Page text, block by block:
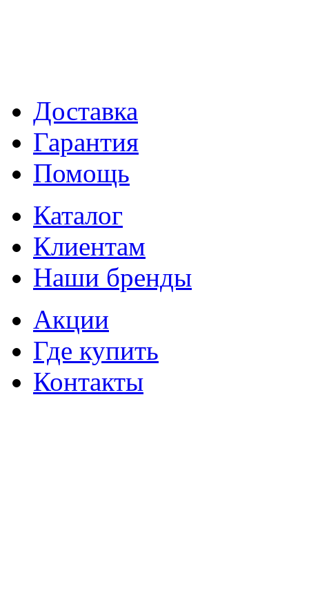
Доставка
Гарантия
Помощь
Каталог
Клиентам
Наши бренды
Акции
Где купить
Контакты